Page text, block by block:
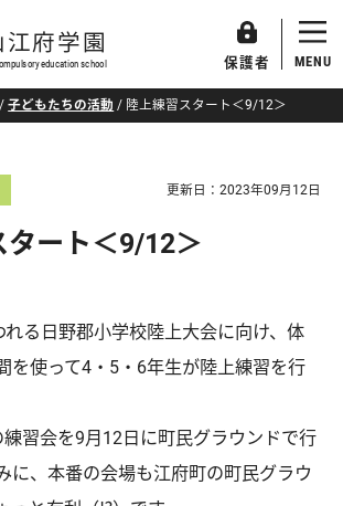
府学園
education school 保護者 MENU
/子どもたちの活動 / 陸上練習スタート＜9/12＞
更新日： 2023年09月12日
タート＜9/12＞
る日野郡小学校陸上大会に向け、体
を使って4・5・6年生が陸上練習を行
習会を9月12日に町民グラウンドで行
に、本番の会場も江府町の町民グラウ